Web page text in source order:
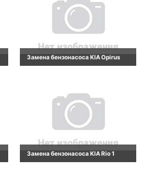
Замена бензонасоса KIA Opirus
Замена бензонасоса KIA Rio 1